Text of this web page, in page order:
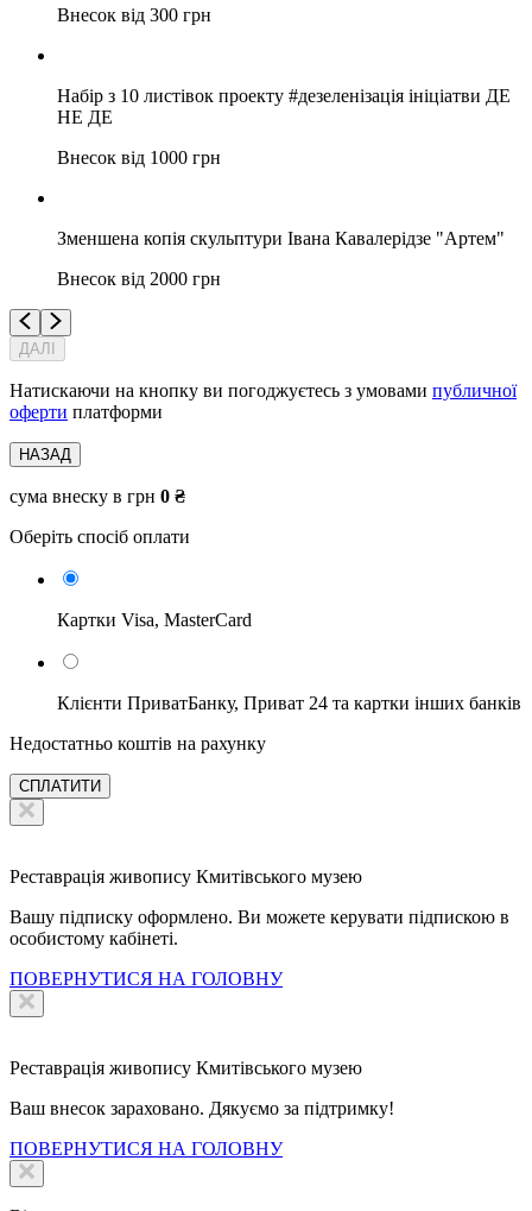
Внесок від 300 грн
Набір з 10 листівок проекту #дезеленізація ініціатви ДЕ
НЕ ДЕ
Внесок від 1000 грн
Зменшена копія скульптури Івана Кавалерідзе "Артем"
Внесок від 2000 грн
ДАЛІ
Натискаючи на кнопку ви погоджуєтесь з умовами публичної
оферти платформи
НАЗАД
cума внеску в грн 0 ₴
Оберіть спосіб оплати
Картки Visa, MasterCard
Клієнти ПриватБанку, Приват 24 та картки інших банків
Недостатньо коштів на рахунку
СПЛАТИТИ
Реставрація живопису Кмитівського музею
Вашу підписку оформлено. Ви можете керувати підпискою в
особистому кабінеті.
ПОВЕРНУТИСЯ НА ГОЛОВНУ
Реставрація живопису Кмитівського музею
Ваш внесок зараховано. Дякуємо за підтримку!
ПОВЕРНУТИСЯ НА ГОЛОВНУ